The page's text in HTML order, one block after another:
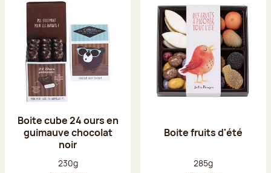
Boite cube 24 ours en
guimauve chocolat
noir
Poids net :
230g
Boite fruits d'été
Poids net :
285g